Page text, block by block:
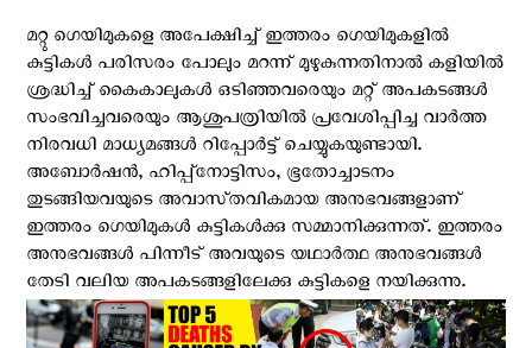
മറ്റു ഗെയിമുകളെ അപേക്ഷിച്ച് ഇത്തരം ഗെയിമുകളിൽ
കുട്ടികൾ പരിസരം പോലും മറന്ന് മുഴുകുന്നതിനാൽ കളിയില്‍
ശ്രദ്ധിച്ച് കൈകാലുകള്‍ ഒടിഞ്ഞവരെയും മറ്റ് അപകടങ്ങൾ
സംഭവിച്ചവരെയും ആശുപത്രിയില്‍ പ്രവേശിപ്പിച്ച വാര്‍ത്ത
നിരവധി മാധ്യമങ്ങള്‍ റിപ്പോര്‍ട്ട് ചെയ്യുകയുണ്ടായി.
അബോര്‍ഷന്‍, ഹിപ്പ്നോട്ടിസം, ഭൂതോച്ചാടനം
തുടങ്ങിയവയുടെ അവാസ്‌തവികമായ അനുഭവങ്ങളാണ്
ഇത്തരം ഗെയിമുകൾ കുട്ടികൾക്കു സമ്മാനിക്കുന്നത്. ഇത്തരം
അനുഭവങ്ങൾ പിന്നീട് അവയുടെ യഥാർത്ഥ അനുഭവങ്ങൾ
തേടി വലിയ അപകടങ്ങളിലേക്കു കുട്ടികളെ നയിക്കുന്നു.